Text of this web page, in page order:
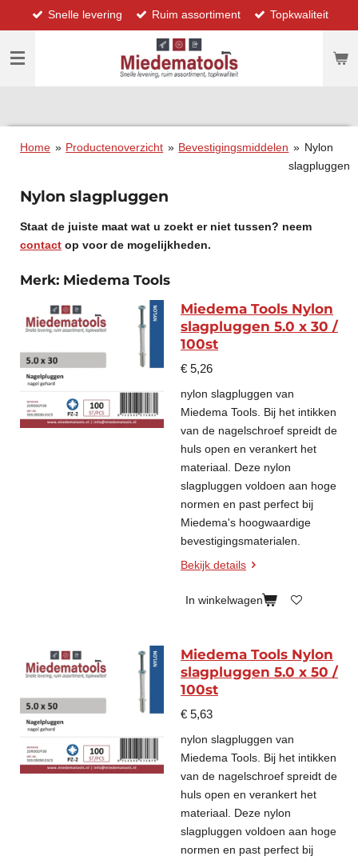
direct
naar
hoofdinhoud
Snelle levering Ruim assortiment Topkwaliteit
Home » Productenoverzicht » Bevestigingsmiddelen » Nylon
slagpluggen
Nylon slagpluggen
Staat de juiste maat wat u zoekt er niet tussen? neem
contact op voor de mogelijkheden.
Merk: Miedema Tools
Miedema Tools Nylon
slagpluggen 5.0 x 30 /
100st
€ 5,26
nylon slagpluggen van
Miedema Tools. Bij het intikken
van de nagelschroef spreidt de
huls open en verankert het
materiaal. Deze nylon
slagpluggen voldoen aan hoge
normen en past perfect bij
Miedema's hoogwaardige
bevestigingsmaterialen.
Bekijk details
In winkelwagen
Miedema Tools Nylon
slagpluggen 5.0 x 50 /
100st
€ 5,63
nylon slagpluggen van
Miedema Tools. Bij het intikken
van de nagelschroef spreidt de
huls open en verankert het
materiaal. Deze nylon
slagpluggen voldoen aan hoge
normen en past perfect bij